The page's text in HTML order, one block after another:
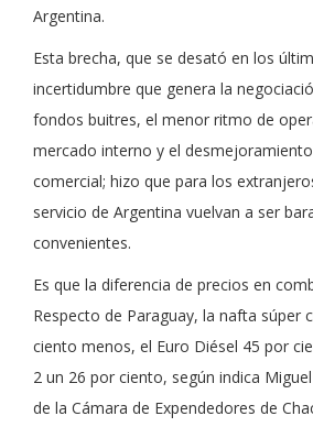
Argentina.
Esta brecha, que se desató en los
incertidumbre que genera la
fondos buitres, el menor ritmo de
mercado interno y el
comercial; hizo que para los
servicio de Argentina vuelvan a ser
convenientes.
Es que la diferencia de precios en
Respecto de Paraguay, la nafta súper
ciento menos, el Euro Diésel 45 por
2 un 26 por ciento, según indica
de la Cámara de Expendedores de